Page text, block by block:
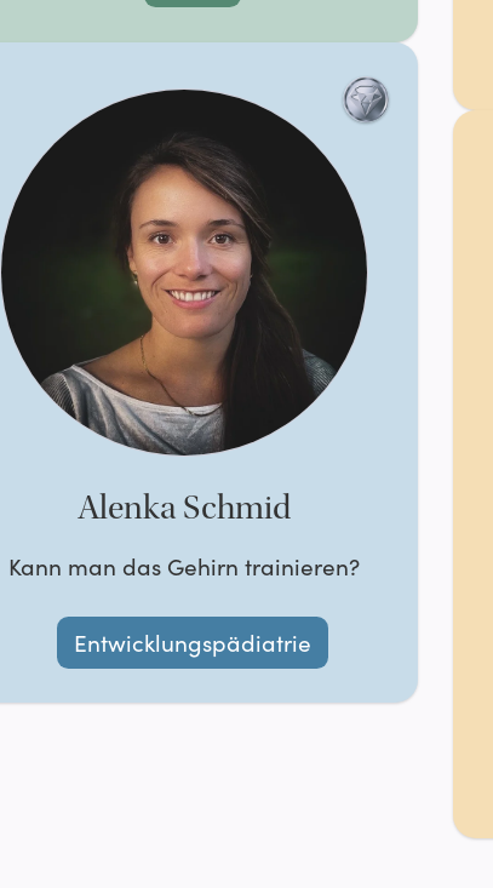
Alenka Schmid
Kann man das Gehirn trainieren?
Entwicklungspädiatrie